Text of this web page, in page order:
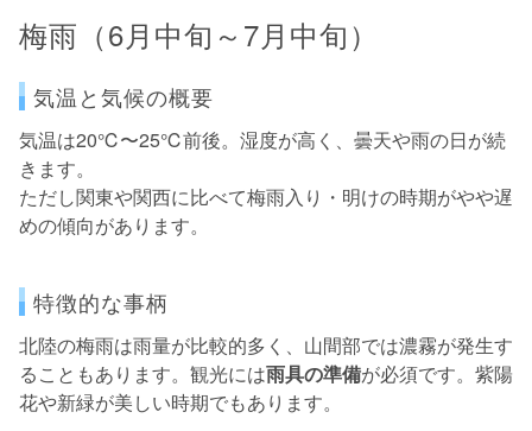
梅雨（6月中旬～7月中旬）
気温と気候の概要
気温は20℃〜25℃前後。湿度が高く、曇天や雨の日が続
きます。
ただし関東や関西に比べて梅雨入り・明けの時期がやや遅
めの傾向があります。
特徴的な事柄
北陸の梅雨は雨量が比較的多く、山間部では濃霧が発生す
ることもあります。観光には雨具の準備が必須です。紫陽
花や新緑が美しい時期でもあります。